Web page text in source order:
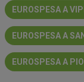
EUROSPESA A
EUROSPESA A
EUROSPESA A